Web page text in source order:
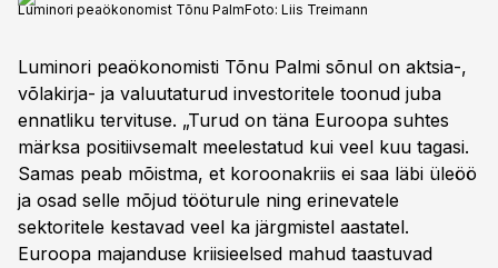
Luminori peaökonomist Tõnu PalmFoto: Liis Treimann
Luminori peaökonomisti Tõnu Palmi sõnul on aktsia-,
võlakirja- ja valuutaturud investoritele toonud juba
ennatliku tervituse. „Turud on täna Euroopa suhtes
märksa positiivsemalt meelestatud kui veel kuu tagasi.
Samas peab mõistma, et koroonakriis ei saa läbi üleöö
ja osad selle mõjud tööturule ning erinevatele
sektoritele kestavad veel ka järgmistel aastatel.
Euroopa majanduse kriisieelsed mahud taastuvad